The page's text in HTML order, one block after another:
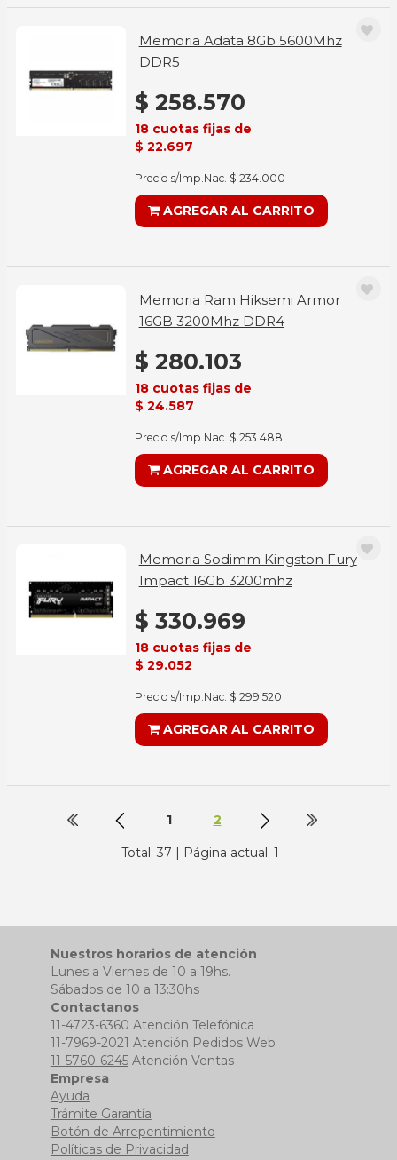
Memoria Adata 8Gb 5600Mhz
DDR5
$ 258.570
18 cuotas fijas de
$ 22.697
Precio s/Imp.Nac. $ 234.000
AGREGAR AL CARRITO
Memoria Ram Hiksemi Armor
16GB 3200Mhz DDR4
$ 280.103
18 cuotas fijas de
$ 24.587
Precio s/Imp.Nac. $ 253.488
AGREGAR AL CARRITO
Memoria Sodimm Kingston Fury
Impact 16Gb 3200mhz
$ 330.969
18 cuotas fijas de
$ 29.052
Precio s/Imp.Nac. $ 299.520
AGREGAR AL CARRITO
1 2
Total: 37 | Página actual: 1
Nuestros horarios de atención
Lunes a Viernes de 10 a 19hs.
Sábados de 10 a 13:30hs
Contactanos
11-4723-6360 Atención Telefónica
11-7969-2021 Atención Pedidos Web
11-5760-6245Atención Ventas
Empresa
Ayuda
Trámite Garantía
Botón de Arrepentimiento
Políticas de Privacidad